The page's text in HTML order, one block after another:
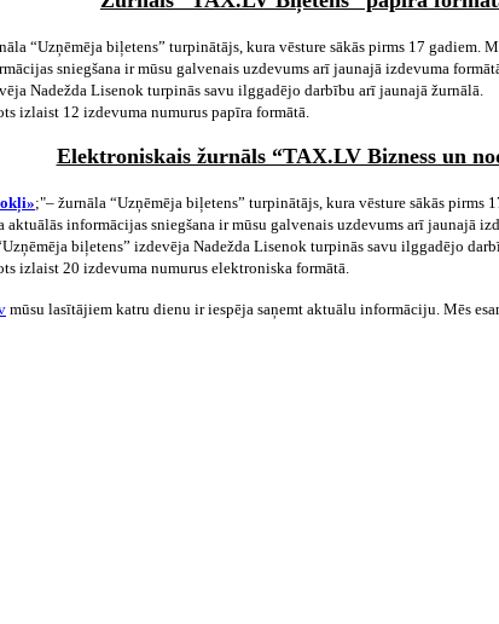
“Uzņēmēja biļetens” turpinātājs, kura vēsture sākās pirms 17 gadiem.
sniegšana ir mūsu galvenais uzdevums arī jaunajā izdevuma
Nadežda Lisenok turpinās savu ilggadējo darbību arī jaunajā žurnālā.
izlaist 12 izdevuma numurus papīra formātā.
Elektroniskais žurnāls “TAX.LV Bizness un
;"– žurnāla “Uzņēmēja biļetens” turpinātājs, kura vēsture sākās pirms
aktuālās informācijas sniegšana ir mūsu galvenais uzdevums arī jaunajā
biļetens” izdevēja Nadežda Lisenok turpinās savu ilggadējo
izlaist 20 izdevuma numurus elektroniska formātā.
mūsu lasītājiem katru dienu ir iespēja saņemt aktuālu informāciju. Mēs